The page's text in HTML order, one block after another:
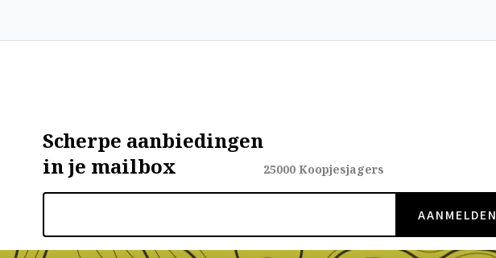
Scherpe aanbiedingen
in je mailbox
25000 Koopjesjagers
AANMELDEN